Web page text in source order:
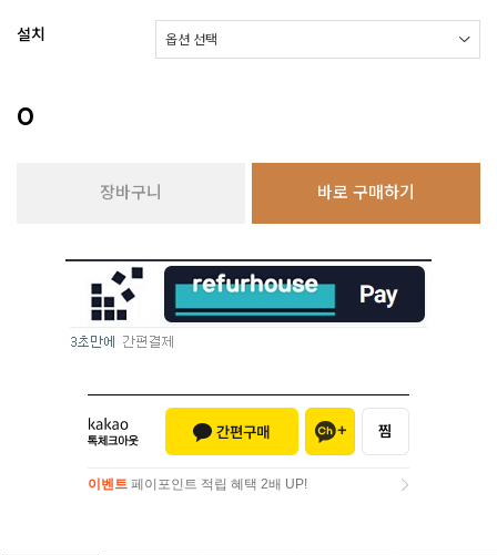
설치
0
장바구니 바로 구매하기
이벤트 페이포인트 적립 혜택 2배 UP!